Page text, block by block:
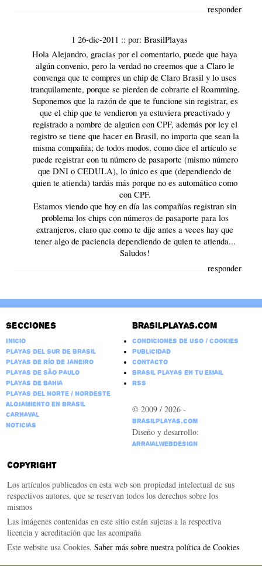
responder
1 26-dic-2011 ::por:BrasilPlayas
Hola Alejandro, gracias por el comentario, puede que haya
algún convenio, pero la verdad no creemos que a Claro le
convenga que te compres un chip de Claro Brasil y lo uses
tranquilamente, porque se pierden de cobrarte el Roamming.
Suponemos que la razón de que te funcione sin registrar, es
que el chip que te vendieron ya estuviera preactivado y
registrado a nombre de alguien con CPF, además por ley el
registro se tiene que hacer en Brasil, no importa que sean la
misma compañía; de todos modos, como dice el artículo se
puede registrar con tu número de pasaporte (mismo número
que DNI o CEDULA), lo único es que (dependiendo de
quien te atienda) tardás más porque no es automático como
con CPF.
Estamos viendo que hoy en día las compañías registran sin
problema los chips con números de pasaporte para los
extranjeros, claro que como te dije antes a veces hay que
tener algo de paciencia dependiendo de quien te atienda...
Saludos!
responder
Secciones
Inicio
Playas del Sur de Brasil
Playas de Río de Janeiro
Playas de São Paulo
Playas de Bahia
Playas del Norte / Nordeste
Alojamiento en Brasil
Carnaval
Noticias
Brasilplayas.com
Condiciones de Uso / Cookies
Publicidad
Contacto
Brasil Playas en tu email
RSS
© 2009 / 2026 -
BrasilPlayas.com
Diseño y desarrollo:
ArraialWebDesign
Copyright
Los artículos publicados en esta web son propiedad intelectual de sus
respectivos autores, que se reservan todos los derechos sobre los
mismos
Las imágenes contenidas en este sitio están sujetas a la respectiva
licencia y acreditación que las acompaña
Este website usa Cookies. Saber más sobre nuestra política de Cookies